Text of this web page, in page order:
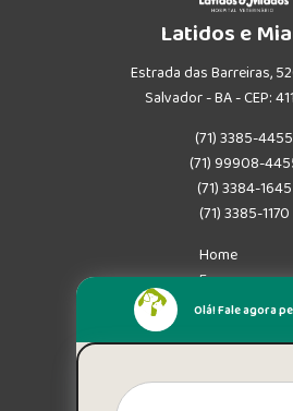
Latidos e
Estrada das Barreiras,
Salvador - BA - CEP:
(71) 3385-4455
(71) 99908-
(71) 3384-1645
(71) 3385-1170
Home
Empresa
Missão
Mapa do site
Olá! Fale agora